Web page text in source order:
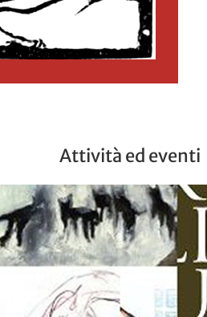
Attività ed eventi